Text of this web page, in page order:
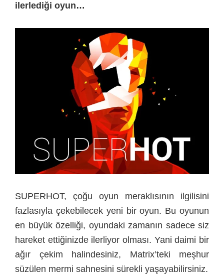
ilerlediği oyun…
SUPERHOT, çoğu oyun meraklısının ilgilisini
fazlasıyla çekebilecek yeni bir oyun. Bu oyunun
en büyük özelliği, oyundaki zamanın sadece siz
hareket ettiğinizde ilerliyor olması. Yani daimi bir
ağır çekim halindesiniz, Matrix’teki meşhur
süzülen mermi sahnesini sürekli yaşayabilirsiniz.